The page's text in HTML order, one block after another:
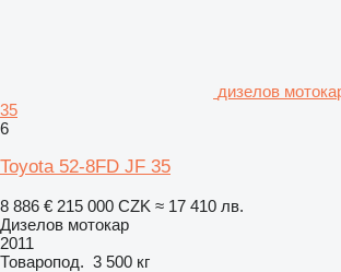
дизелов
35
6
Toyota 52-8FD JF 35
8 886 € 215 000 CZK ≈ 17 410 лв.
Дизелов мотокар
2011
Товаропод. 3 500 кг